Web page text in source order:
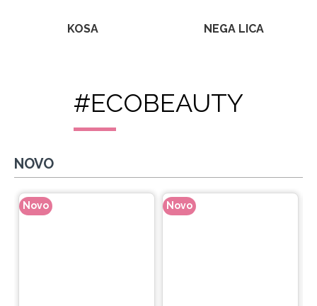
KOSA NEGA LICA
#ECOBEAUTY
NOVO
Novo Novo